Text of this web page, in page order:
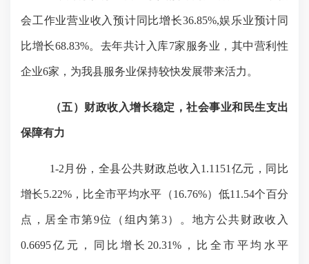
会工作业营业收入预计同比增长36.85%,娱乐业预计同
比增长68.83%。去年共计入库7家服务业，其中营利性
企业6家，为我县服务业保持较快发展带来活力。
（五） 财政收入增长稳定，社会事业和民生支出
保障有力
1-2 月份，全县公共财政总收入 1.1151 亿元，同比
增长5.22%，比全市平均水平（16.76%）低11.54个百分
点，居全市第9位（组内第3）。地方公共财政收入
0.6695亿元，同比增长 20.31%，比全市平均水平